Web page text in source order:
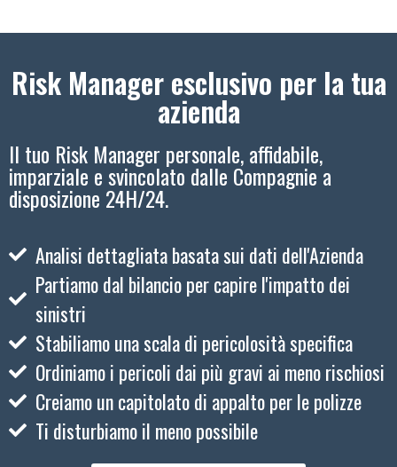
Risk Manager esclusivo per la tua
azienda
Il tuo Risk Manager personale, affidabile,
imparziale e svincolato dalle Compagnie a
disposizione 24H/24.
Analisi dettagliata basata sui dati dell'Azienda
Partiamo dal bilancio per capire l'impatto dei
sinistri
Stabiliamo una scala di pericolosità specifica
Ordiniamo i pericoli dai più gravi ai meno rischiosi
Creiamo un capitolato di appalto per le polizze
Ti disturbiamo il meno possibile